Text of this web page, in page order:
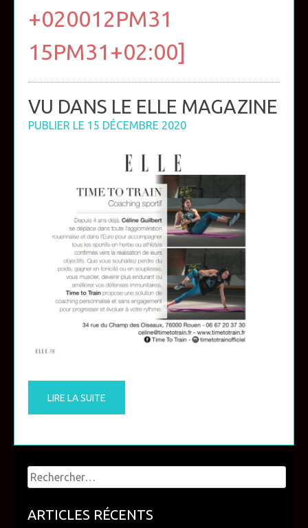
+020012PM31
15PM31+02:00]
VU DANS LE ELLE MAGAZINE
PUBLIER LE 15 DÉCEMBRE 2020
LIRE LA SUITE
Rechercher :
ARTICLES RÉCENTS